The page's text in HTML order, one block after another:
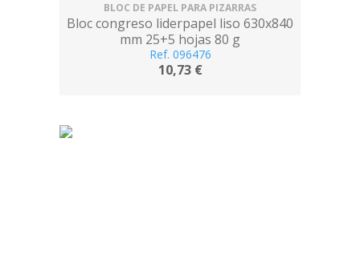
BLOC DE PAPEL PARA PIZARRAS
Bloc congreso liderpapel liso 630x840
mm 25+5 hojas 80 g
Ref. 096476
10,73 €